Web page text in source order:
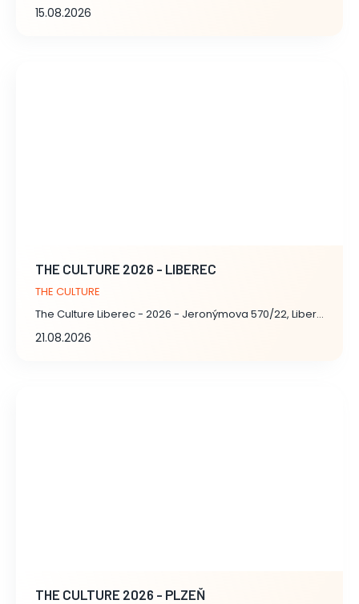
15.08.2026
THE CULTURE 2026 - LIBEREC
THE CULTURE
The Culture Liberec - 2026 - Jeronýmova 570/22, Liberec
21.08.2026
THE CULTURE 2026 - PLZEŇ